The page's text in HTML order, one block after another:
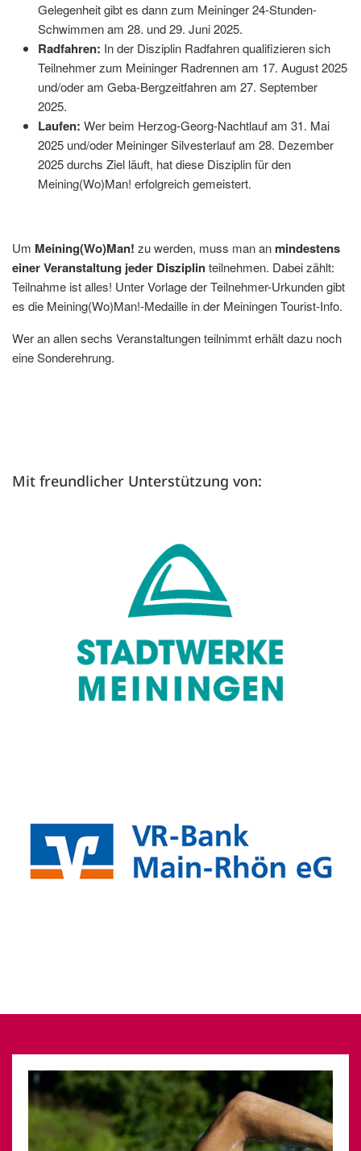
Gelegenheit gibt es dann zum Meininger 24-Stunden-
Schwimmen am 28. und 29. Juni 2025.
Radfahren: In der Disziplin Radfahren qualifizieren sich
Teilnehmer zum Meininger Radrennen am 17. August 2025
und/oder am Geba-Bergzeitfahren am 27. September
2025.
Laufen: Wer beim Herzog-Georg-Nachtlauf am 31. Mai
2025 und/oder Meininger Silvesterlauf am 28. Dezember
2025 durchs Ziel läuft, hat diese Disziplin für den
Meining(Wo)Man! erfolgreich gemeistert.
Um Meining(Wo)Man! zu werden, muss man an mindestens
einer Veranstaltung jeder Disziplinteilnehmen. Dabei zählt:
Teilnahme ist alles! Unter Vorlage der Teilnehmer-Urkunden gibt
es die Meining(Wo)Man!-Medaille in der Meiningen Tourist-Info.
Wer an allen sechs Veranstaltungen teilnimmt erhält dazu noch
eine Sonderehrung.
Mit freundlicher Unterstützung von: